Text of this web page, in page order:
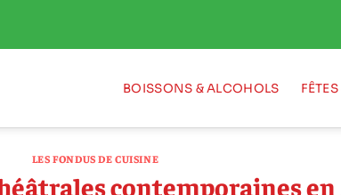
BOISSONS & ALCOHOLS
LES FONDUS DE CUISINE
contemporaines en